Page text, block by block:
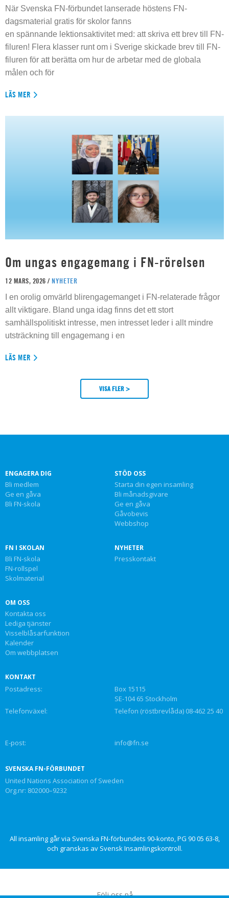
När Svenska FN-förbundet lanserade höstens FN-
dagsmaterial gratis för skolor fanns
en spännande lektionsaktivitet med: att skriva ett brev till FN-
filuren! Flera klasser runt om i Sverige skickade brev till FN-
filuren för att berätta om hur de arbetar med de globala
målen och för
LÄS MER
Om ungas engagemang i FN-rörelsen
12 MARS, 2026 / NYHETER
I en orolig omvärld blirengagemanget i FN-relaterade frågor
allt viktigare. Bland unga idag finns det ett stort
samhällspolitiskt intresse, men intresset leder i allt mindre
utsträckning till engagemang i en
LÄS MER
VISA FLER >
ENGAGERA DIG
Bli medlem
Ge en gåva
Bli FN-skola
STÖD OSS
Starta din egen insamling
Bli månadsgivare
Ge en gåva
Gåvobevis
Webbshop
FN I SKOLAN
Bli FN-skola
FN-rollspel
Skolmaterial
NYHETER
Presskontakt
OM OSS
Kontakta oss
Lediga tjänster
Visselblåsarfunktion
Kalender
Om webbplatsen
KONTAKT
Postadress:
Box 15115
SE-104 65 Stockholm
Telefonväxel:
Telefon (röstbrevlåda) 08-462 25 40
E-post: info@fn.se
SVENSKA FN-FÖRBUNDET
United Nations Association of Sweden
Org.nr: 802000–9232
All insamling går via Svenska FN-förbundets 90-konto, PG 90 05 63-8,
och granskas av Svensk Insamlingskontroll.
Följ oss på